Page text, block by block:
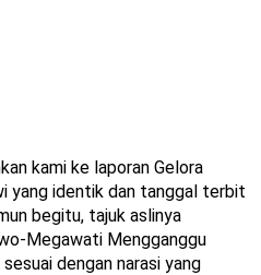
kami ke laporan Gelora
yang identik dan tanggal terbit
begitu, tajuk aslinya
Megawati Mengganggu
dengan narasi yang